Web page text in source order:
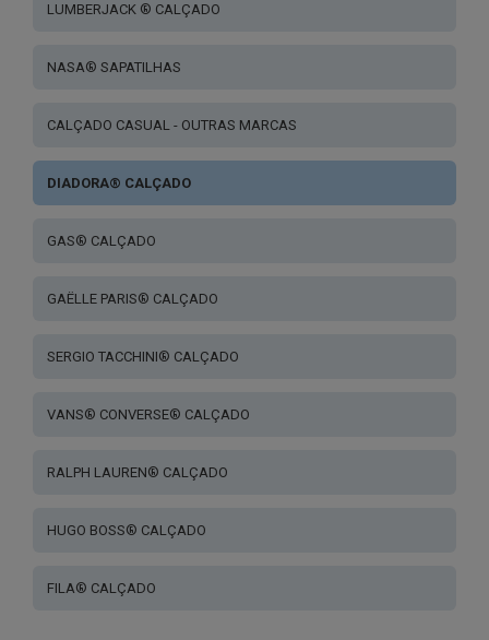
LUMBERJACK ® CALÇADO
NASA® SAPATILHAS
CALÇADO CASUAL - OUTRAS MARCAS
DIADORA® CALÇADO
GAS® CALÇADO
GAËLLE PARIS® CALÇADO
SERGIO TACCHINI® CALÇADO
VANS® CONVERSE® CALÇADO
RALPH LAUREN® CALÇADO
HUGO BOSS® CALÇADO
FILA® CALÇADO